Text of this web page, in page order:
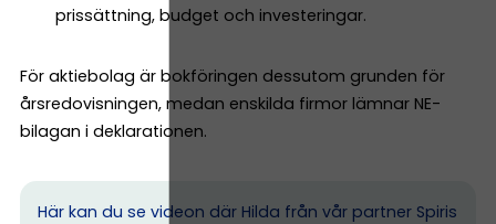
prissättning, budget och investeringar.
För aktiebolag är bokföringen dessutom grunden för
årsredovisningen, medan enskilda firmor lämnar NE-
bilagan i deklarationen.
Här kan du se videon där Hilda från vår partner Spiris